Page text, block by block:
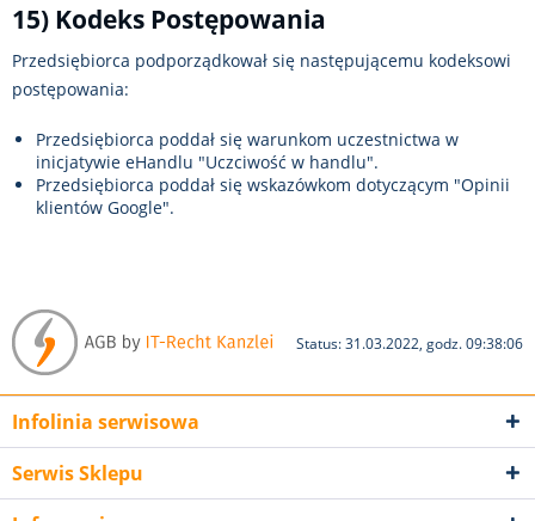
15) Kodeks Postępowania
Przedsiębiorca podporządkował się następującemu kodeksowi
postępowania:
Przedsiębiorca poddał się warunkom uczestnictwa w
inicjatywie eHandlu "Uczciwość w handlu".
Przedsiębiorca poddał się wskazówkom dotyczącym "Opinii
klientów Google".
Status: 31.03.2022, godz. 09:38:06
Infolinia serwisowa
Serwis Sklepu